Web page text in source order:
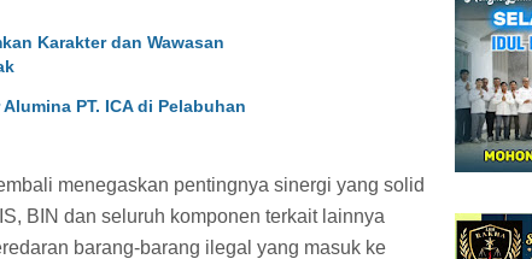
Karakter dan Wawasan
PT. ICA di Pelabuhan
menegaskan pentingnya sinergi yang solid
BIN dan seluruh komponen terkait lainnya
barang-barang ilegal yang masuk ke